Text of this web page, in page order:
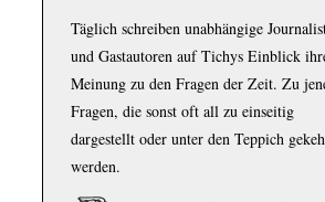
Täglich schreiben unabhängige
und Gastautoren auf Tichys Einblick
Meinung zu den Fragen der Zeit. Zu
Fragen, die sonst oft all zu einseitig
dargestellt oder unter den Teppich
werden.